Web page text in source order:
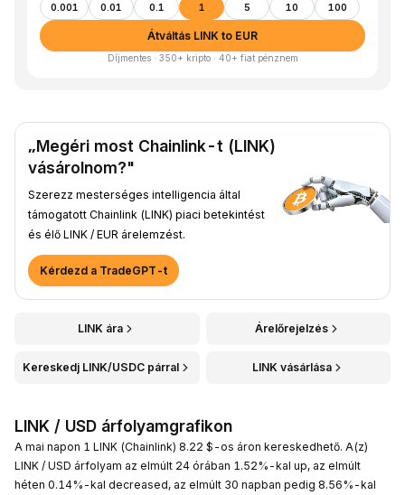
0.001 0.01 0.1 1 5 10 100
Átváltás LINK to EUR
Díjmentes · 350+ kripto · 40+ fiat pénznem
„Megéri most Chainlink-t (LINK)
vásárolnom?"
Szerezz mesterséges intelligencia által
támogatott Chainlink (LINK) piaci betekintést
és élő LINK / EUR árelemzést.
Kérdezd a TradeGPT-t
LINK ára Árelőrejelzés
Kereskedj LINK/USDC párral LINK vásárlása
LINK / USD árfolyamgrafikon
A mai napon 1 LINK (Chainlink) 8.22 $-os áron kereskedhető. A(z)
LINK / USD árfolyam az elmúlt 24 órában 1.52%-kal up, az elmúlt
héten 0.14%-kal decreased, az elmúlt 30 napban pedig 8.56%-kal